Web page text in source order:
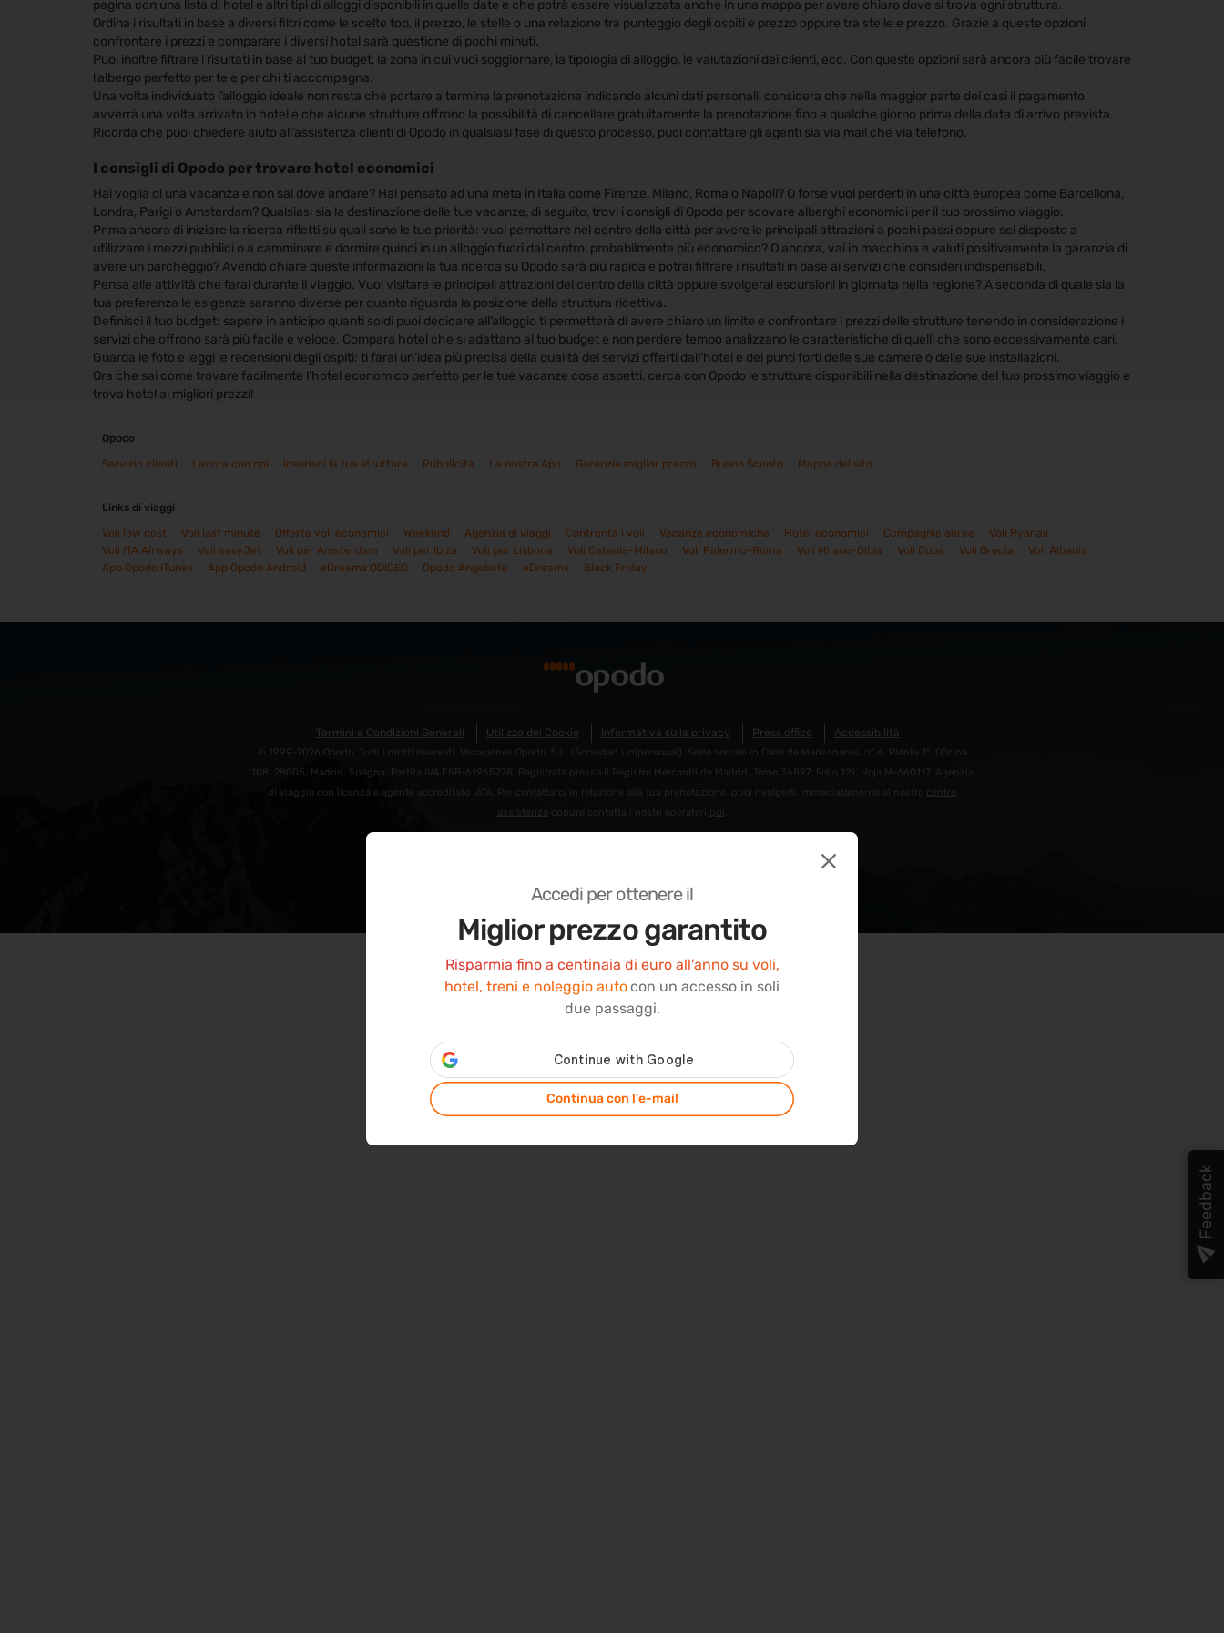
pagina con una lista di hotel e altri tipi di alloggi disponibili in quelle date e che potrà essere visualizzata anche in una mappa per avere chiaro dove si trova ogni struttura.
Ordina i risultati in base a diversi filtri come le scelte top, il prezzo, le stelle o una relazione tra punteggio degli ospiti e prezzo oppure tra stelle e prezzo. Grazie a queste opzioni
confrontare i prezzi e comparare i diversi hotel sarà questione di pochi minuti.
Puoi inoltre filtrare i risultati in base al tuo budget, la zona in cui vuoi soggiornare, la tipologia di alloggio, le valutazioni dei clienti, ecc. Con queste opzioni sarà ancora più facile trovare
l’albergo perfetto per te e per chi ti accompagna.
Una volta individuato l’alloggio ideale non resta che portare a termine la prenotazione indicando alcuni dati personali, considera che nella maggior parte dei casi il pagamento
avverrà una volta arrivato in hotel e che alcune strutture offrono la possibilità di cancellare gratuitamente la prenotazione fino a qualche giorno prima della data di arrivo prevista.
Ricorda che puoi chiedere aiuto all’assistenza clienti di Opodo in qualsiasi fase di questo processo, puoi contattare gli agenti sia via mail che via telefono.
I consigli di Opodo per trovare hotel economici
Hai voglia di una vacanza e non sai dove andare? Hai pensato ad una meta in Italia come Firenze, Milano, Roma o Napoli? O forse vuoi perderti in una città europea come Barcellona,
Londra, Parigi o Amsterdam? Qualsiasi sia la destinazione delle tue vacanze, di seguito, trovi i consigli di Opodo per scovare alberghi economici per il tuo prossimo viaggio:
Prima ancora di iniziare la ricerca rifletti su quali sono le tue priorità: vuoi pernottare nel centro della città per avere le principali attrazioni a pochi passi oppure sei disposto a
utilizzare i mezzi pubblici o a camminare e dormire quindi in un alloggio fuori dal centro, probabilmente più economico? O ancora, vai in macchina e valuti positivamente la garanzia di
avere un parcheggio? Avendo chiare queste informazioni la tua ricerca su Opodo sarà più rapida e potrai filtrare i risultati in base ai servizi che consideri indispensabili.
Pensa alle attività che farai durante il viaggio. Vuoi visitare le principali attrazioni del centro della città oppure svolgerai escursioni in giornata nella regione? A seconda di quale sia la
tua preferenza le esigenze saranno diverse per quanto riguarda la posizione della struttura ricettiva.
Definisci il tuo budget: sapere in anticipo quanti soldi puoi dedicare all’alloggio ti permetterà di avere chiaro un limite e confrontare i prezzi delle strutture tenendo in considerazione i
servizi che offrono sarà più facile e veloce. Compara hotel che si adattano al tuo budget e non perdere tempo analizzano le caratteristiche di quelli che sono eccessivamente cari.
Guarda le foto e leggi le recensioni degli ospiti: ti farai un’idea più precisa della qualità dei servizi offerti dall’hotel e dei punti forti delle sue camere o delle sue installazioni.
Ora che sai come trovare facilmente l’hotel economico perfetto per le tue vacanze cosa aspetti, cerca con Opodo le strutture disponibili nella destinazione del tuo prossimo viaggio e
trova hotel ai migliori prezzi!
Opodo
Servizio clienti
Lavora con noi Inserisci la tua struttura Pubblicità La nostra App Garanzia miglior prezzo Buono Sconto Mappa del sito
Links di viaggi
Voli low cost
Voli last minute Offerte voli economici Weekend Agenzia di viaggi Confronta i voli Vacanze economiche Hotel economici Compagnie aeree
Voli Ryanair
Voli ITA Airways
Voli easyJet Voli per Amsterdam Voli per Ibiza Voli per Lisbona Voli Catania-Milano Voli Palermo-Roma Voli Milano-Olbia Voli Cuba Voli Grecia
Voli Albania
App Opodo iTunes
App Opodo Android eDreams ODIGEO Opodo Angebote eDreams Black Friday
Termini e Condizioni Generali Utilizzo dei Cookie Informativa sulla privacy Press office Accessibilità
© 1999-2026 Opodo. Tutti i diritti riservati. Vacaciones Opodo, S.L. (Sociedad Unipersonal). Sede sociale in Calle de Manzanares, nº 4, Planta 1º, Oficina
108, 28005, Madrid, Spagna. Partita IVA ESB-61965778. Registrata presso il Registro Mercantil de Madrid, Tomo 36897, Folio 121, Hoja M-660117. Agenzia
di viaggio con licenza e agente accreditato IATA. Per contattarci in relazione alla tua prenotazione, puoi rivolgerti immediatamente al nostro centro
assistenza oppure contatta i nostri operatori qui .
Feedback
Accedi per ottenere il
Miglior prezzo garantito
Risparmia fino a centinaia di euro all'anno su voli,
hotel, treni e noleggio autocon un accesso in soli
due passaggi.
Continua con l'e-mail